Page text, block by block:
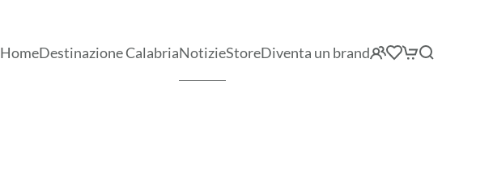
HomeDestinazione CalabriaNotizieStoreDiventa un brand